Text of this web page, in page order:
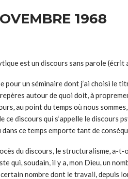
1968
est un discours sans parole (écrit
un séminaire dont j’ai choisi le
autour de quoi doit, à
au point du temps où nous
ce discours qui s’appelle le discours
ce temps emporte tant de
du discours, le structuralisme, a-t-
qui, soudain, il y a, mon Dieu, un
certain nombre dont le travail, depuis